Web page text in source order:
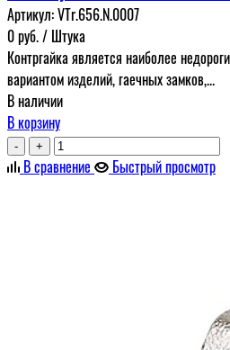
Артикул:VTr.656.N.0007
0руб./ Штука
Контргайка является наиболее
вариантом изделий, гаечных замков,...
В наличии
В корзину
- +
В сравнение Быстрый просмотр